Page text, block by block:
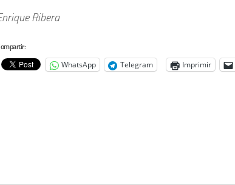
Ribera
WhatsApp Telegram Imprimir